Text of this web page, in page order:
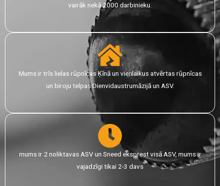
vairāk nekā 2000 darbinieku.
Mums ir trīs lielas rūpnīcas Ķīnā un vienlaikus atvērtas rūpnīcas
un biroju telpas Dienvidaustrumāzijā un ASV.
mums ir 2 noliktavas ASV un Sneed eksprest visā ASV, mums ir
vajadzīgi tikai 2-3 davs